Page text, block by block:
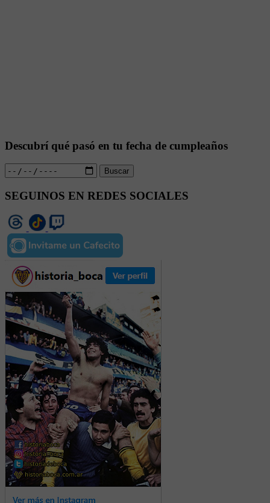
Descubrí qué pasó en tu fecha de cumpleaños
Buscar
SEGUINOS EN REDES SOCIALES